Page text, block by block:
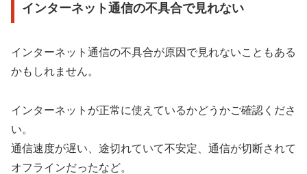
インターネット通信の不具合で見れない
インターネット通信の不具合が原因で見れないこともある
かもしれません。
インターネットが正常に使えているかどうかご確認くださ
い。
通信速度が遅い、途切れていて不安定、通信が切断されて
オフラインだったなど。